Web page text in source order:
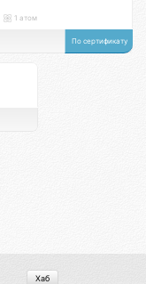
1 атом
По сертификату
Хаб